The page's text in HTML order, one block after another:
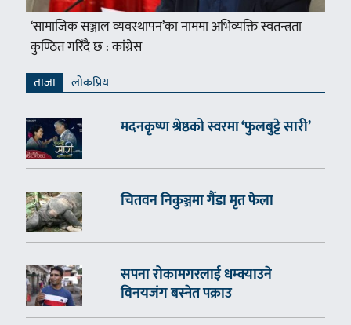
‘सामाजिक सञ्जाल व्यवस्थापन’का नाममा अभिव्यक्ति स्वतन्त्रता
कुण्ठित गरिँदै छ : कांग्रेस
ताजा लाेकप्रिय
मदनकृष्ण श्रेष्ठको स्वरमा ‘फुलबुट्टे सारी’
चितवन निकुञ्जमा गैँडा मृत फेला
सपना रोकामगरलाई धम्क्याउने
विनयजंग बस्नेत पक्राउ